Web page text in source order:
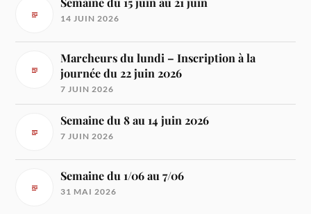
14 JUIN 2026
Marcheurs du lundi – Inscription à la
journée du 22 juin 2026
7 JUIN 2026
Semaine du 8 au 14 juin 2026
7 JUIN 2026
Semaine du 1/06 au 7/06
31 MAI 2026